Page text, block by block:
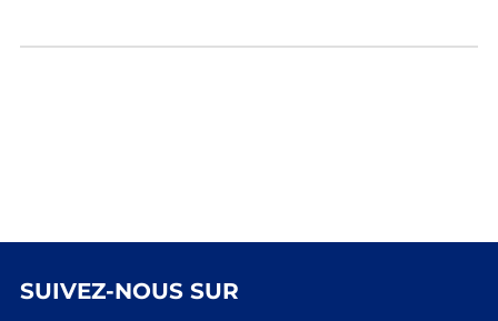
SUIVEZ-NOUS SUR